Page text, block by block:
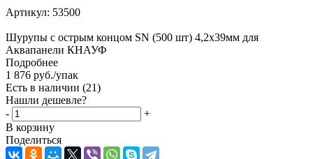
Артикул: 53500
Шурупы с острым концом SN (500 шт) 4,2x39мм для
Аквапанели КНАУФ
Подробнее
1 876 руб./упак
Есть в наличии (21)
Нашли дешевле?
-
+
В корзину
Поделиться